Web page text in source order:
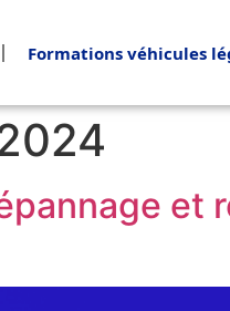
Formations véhicules
et